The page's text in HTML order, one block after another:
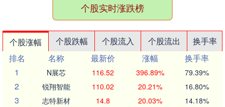
个股实时涨跌榜
个股涨幅 个股跌幅 个股流入 个股流出
换手率
排名
名称 最新价 涨幅
换手率
1
N展芯 116.52 396.89% 79.39%
2 锐翔智能 110.02 20.21% 16.80%
3 志特新材 14.8 20.03% 14.18%